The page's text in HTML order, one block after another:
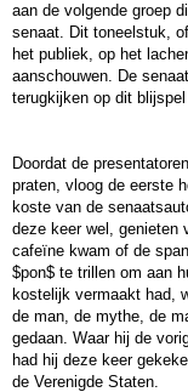
aan de volgende groep
senaat. Dit toneelstuk,
het publiek, op het
aanschouwen. De
terugkijken op dit
Doordat de
praten, vloog de eerste
koste van de
deze keer wel, genieten
cafeïne kwam of de
$pon$ te trillen om aan
kostelijk vermaakt had,
de man, de mythe, de
gedaan. Waar hij de
had hij deze keer
de Verenigde Staten.